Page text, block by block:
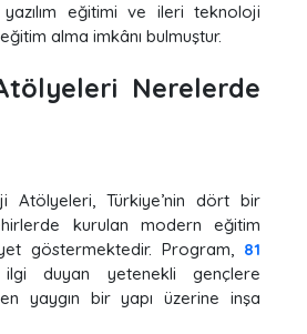
eğitimi ve ileri teknoloji
alma imkânı bulmuştur.
Nerelerde
Atölyeleri, Türkiye’nin dört bir
kurulan modern eğitim
göstermektedir. Program, 81
duyan yetenekli gençlere
yaygın bir yapı üzerine inşa